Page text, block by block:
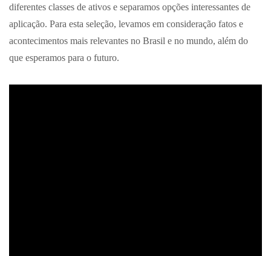
diferentes classes de ativos e separamos opções interessantes de
aplicação. Para esta seleção, levamos em consideração fatos e
acontecimentos mais relevantes no Brasil e no mundo, além do
que esperamos para o futuro.